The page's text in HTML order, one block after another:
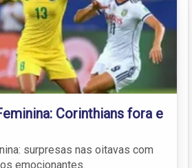
Corinthians fora e
surpresas nas oitavas com
emocionantes.